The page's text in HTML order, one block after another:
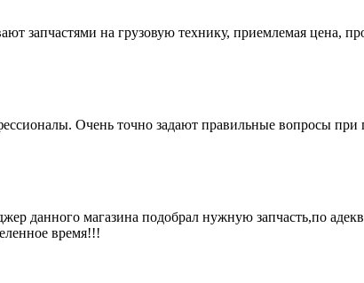
запчастями на грузовую технику, приемлемая цена,
Очень точно задают правильные вопросы
данного магазина подобрал нужную запчасть,по
время!!!